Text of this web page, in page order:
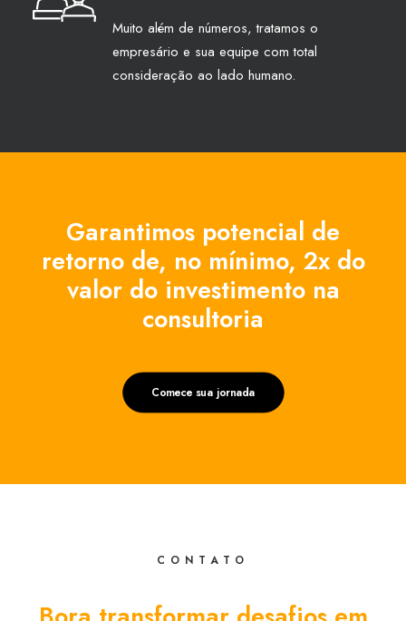
Muito além de números, tratamos o
empresário e sua equipe com total
consideração ao lado humano.
Garantimos potencial de
retorno de, no mínimo, 2x do
valor do investimento na
consultoria
Comece sua jornada
CONTATO